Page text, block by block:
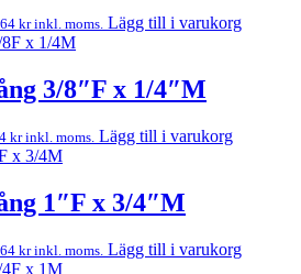
krinkl. moms. Lägg till i varukorg
3/8″F x 1/4″M
krinkl. moms. Lägg till i varukorg
1″F x 3/4″M
krinkl. moms. Lägg till i varukorg